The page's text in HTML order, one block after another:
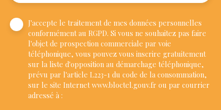
J'accepte le traitement de mes données personnelles
conformément au RGPD. Si vous ne souhaitez pas faire
l'objet de prospection commerciale par voie
téléphonique, vous pouvez vous inscrire gratuitement
sur la liste d'opposition au démarchage téléphonique,
prévu par l'article L223-1 du code de la consommation,
sur le site Internet www.bloctel.gouv.fr ou par courrier
adressé à :